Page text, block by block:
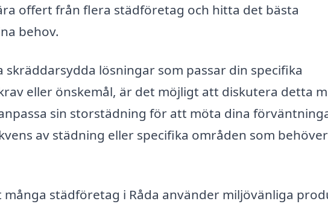
offert från flera städföretag och hitta det bästa
behov.
skräddarsydda lösningar som passar din specifika
eller önskemål, är det möjligt att diskutera detta
sin storstädning för att möta dina
av städning eller specifika områden som behöver
städföretag i Råda använder miljövänliga